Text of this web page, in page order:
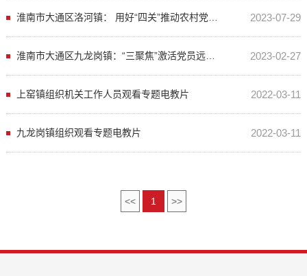
淮南市大通区洛河镇： 用好“四关”推动农村党员教育管理提质增效 2023-07-29
淮南市大通区九龙岗镇：“三聚焦”激活党员远程教育新动能 2023-02-27
上窑镇组织机关工作人员观看专题电教片 2022-03-11
九龙岗镇组织观看专题电教片 2022-03-11
<< 1 >>